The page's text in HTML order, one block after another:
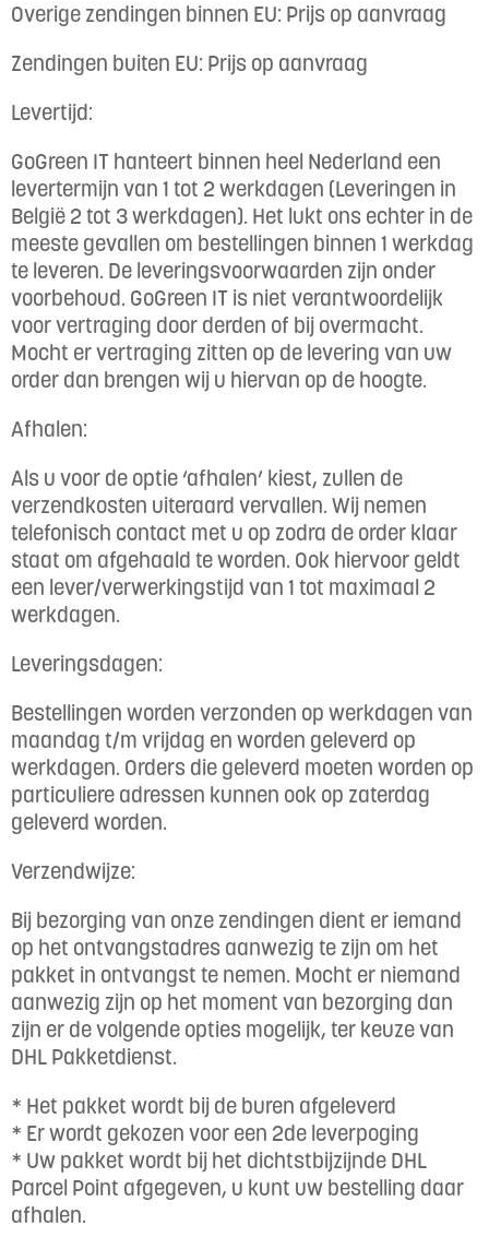
Overige zendingen binnen EU: Prijs op aanvraag
Zendingen buiten EU: Prijs op aanvraag
Levertijd:
GoGreen IT hanteert binnen heel Nederland een
levertermijn van 1 tot 2 werkdagen (Leveringen in
België 2 tot 3 werkdagen). Het lukt ons echter in de
meeste gevallen om bestellingen binnen 1 werkdag
te leveren. De leveringsvoorwaarden zijn onder
voorbehoud. GoGreen IT is niet verantwoordelijk
voor vertraging door derden of bij overmacht.
Mocht er vertraging zitten op de levering van uw
order dan brengen wij u hiervan op de hoogte.
Afhalen:
Als u voor de optie ‘afhalen’ kiest, zullen de
verzendkosten uiteraard vervallen. Wij nemen
telefonisch contact met u op zodra de order klaar
staat om afgehaald te worden. Ook hiervoor geldt
een lever/verwerkingstijd van 1 tot maximaal 2
werkdagen.
Leveringsdagen:
Bestellingen worden verzonden op werkdagen van
maandag t/m vrijdag en worden geleverd op
werkdagen. Orders die geleverd moeten worden op
particuliere adressen kunnen ook op zaterdag
geleverd worden.
Verzendwijze:
Bij bezorging van onze zendingen dient er iemand
op het ontvangstadres aanwezig te zijn om het
pakket in ontvangst te nemen. Mocht er niemand
aanwezig zijn op het moment van bezorging dan
zijn er de volgende opties mogelijk, ter keuze van
DHL Pakketdienst.
* Het pakket wordt bij de buren afgeleverd
* Er wordt gekozen voor een 2de leverpoging
* Uw pakket wordt bij het dichtstbijzijnde DHL
Parcel Point afgegeven, u kunt uw bestelling daar
afhalen.